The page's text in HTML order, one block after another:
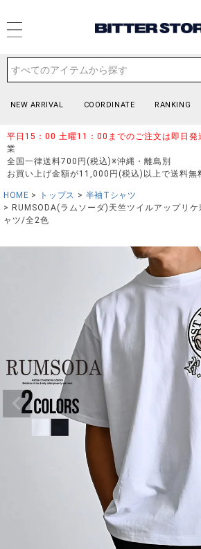
NEW ARRIVAL COORDINATE RANKING
平日15：00 土曜11：00までのご注文は即日発
業
全国一律送料700円(税込)※沖縄・離島別
お買い上げ金額が11,000円(税込)以上で送料無
HOME トップス
半袖Tシャツ
RUMSODA(ラムソーダ)天竺ツイルアップリ
ャツ/全2色